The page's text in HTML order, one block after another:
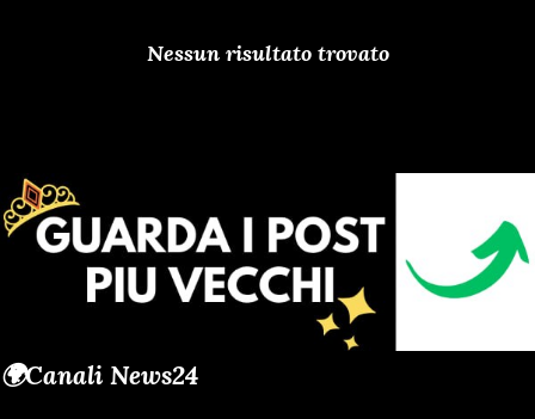
Nessun risultato trovato
🌍Canali News24